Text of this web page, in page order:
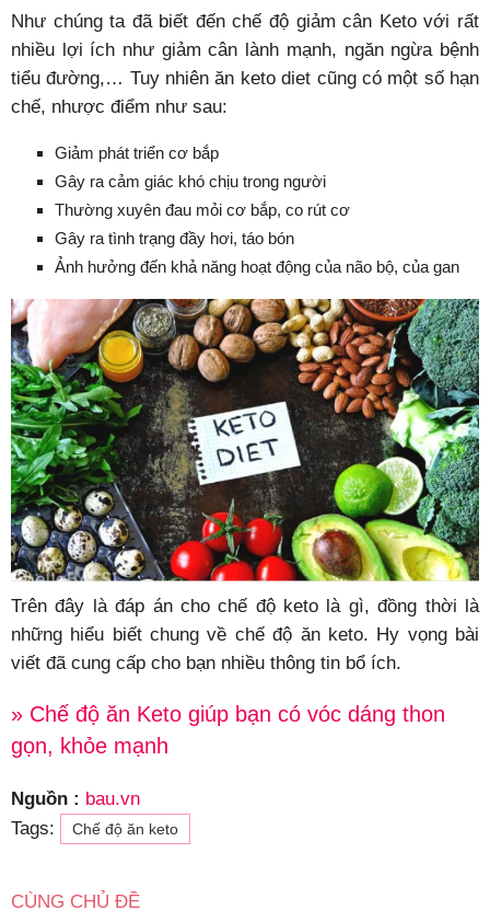
Như chúng ta đã biết đến chế độ giảm cân Keto với rất
nhiều lợi ích như giảm cân lành mạnh, ngăn ngừa bệnh
tiểu đường,… Tuy nhiên ăn keto diet cũng có một số hạn
chế, nhược điểm như sau:
Giảm phát triển cơ bắp
Gây ra cảm giác khó chịu trong người
Thường xuyên đau mỏi cơ bắp, co rút cơ
Gây ra tình trạng đầy hơi, táo bón
Ảnh hưởng đến khả năng hoạt động của não bộ, của gan
Trên đây là đáp án cho chế độ keto là gì, đồng thời là
những hiểu biết chung về chế độ ăn keto. Hy vọng bài
viết đã cung cấp cho bạn nhiều thông tin bổ ích.
» Chế độ ăn Keto giúp bạn có vóc dáng thon
gọn, khỏe mạnh
Nguồn : bau.vn
Tags:
Chế độ ăn keto
CÙNG CHỦ ĐỀ